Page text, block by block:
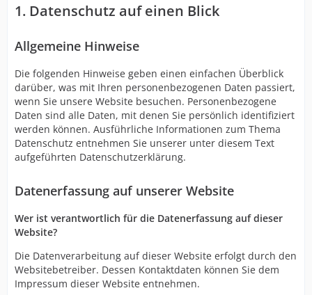
1. Datenschutz auf einen Blick
Allgemeine Hinweise
Die folgenden Hinweise geben einen einfachen Überblick
darüber, was mit Ihren personenbezogenen Daten passiert,
wenn Sie unsere Website besuchen. Personenbezogene
Daten sind alle Daten, mit denen Sie persönlich identifiziert
werden können. Ausführliche Informationen zum Thema
Datenschutz entnehmen Sie unserer unter diesem Text
aufgeführten Datenschutzerklärung.
Datenerfassung auf unserer Website
Wer ist verantwortlich für die Datenerfassung auf dieser
Website?
Die Datenverarbeitung auf dieser Website erfolgt durch den
Websitebetreiber. Dessen Kontaktdaten können Sie dem
Impressum dieser Website entnehmen.